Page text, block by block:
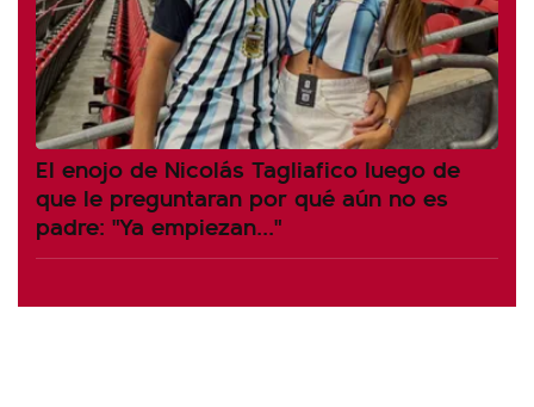
El enojo de Nicolás Tagliafico luego de
que le preguntaran por qué aún no es
padre: "Ya empiezan..."